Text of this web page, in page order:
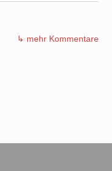
↳ mehr Kommentare